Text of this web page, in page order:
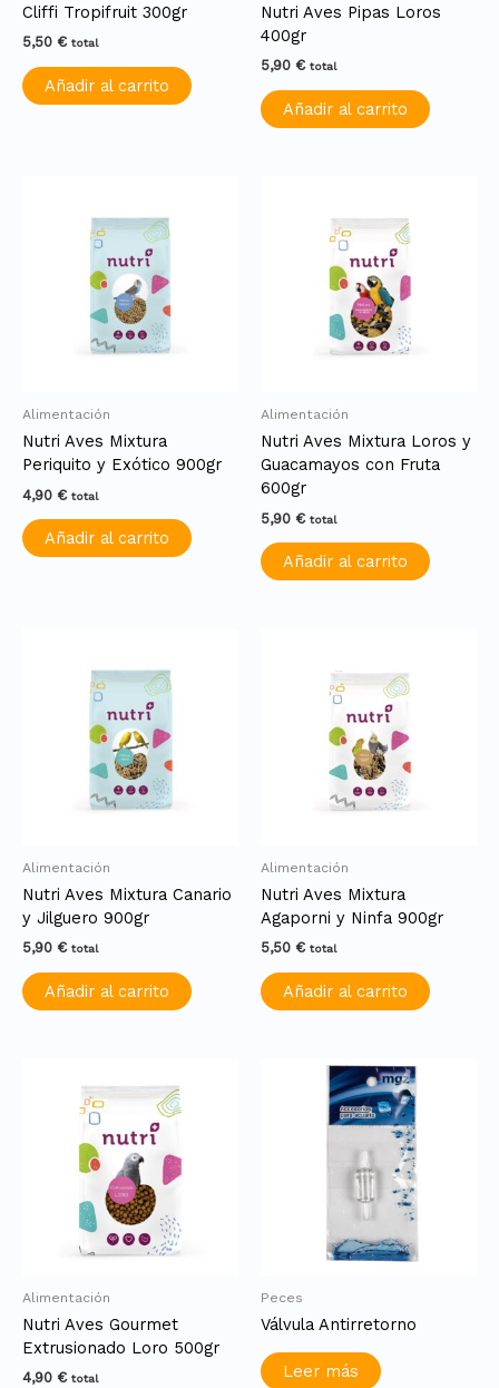
Cliffi Tropifruit 300gr
5,50 € total
Añadir al carrito
Nutri Aves Pipas Loros
400gr
5,90 € total
Añadir al carrito
Alimentación
Nutri Aves Mixtura
Periquito y Exótico 900gr
4,90 € total
Añadir al carrito
Alimentación
Nutri Aves Mixtura Loros y
Guacamayos con Fruta
600gr
5,90 € total
Añadir al carrito
Alimentación
Nutri Aves Mixtura Canario
y Jilguero 900gr
5,90 € total
Añadir al carrito
Alimentación
Nutri Aves Mixtura
Agaporni y Ninfa 900gr
5,50 € total
Añadir al carrito
Alimentación
Nutri Aves Gourmet
Extrusionado Loro 500gr
4,90 € total
Peces
Válvula Antirretorno
Leer más